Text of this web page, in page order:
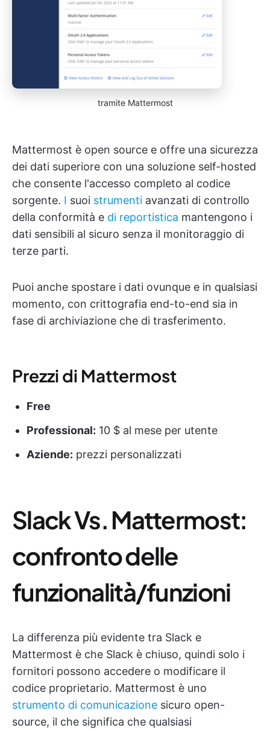
tramite Mattermost
Mattermost è open source e offre una sicurezza
dei dati superiore con una soluzione self-hosted
che consente l'accesso completo al codice
sorgente. I suoi strumenti avanzati di controllo
della conformità e di reportistica mantengono i
dati sensibili al sicuro senza il monitoraggio di
terze parti.
Puoi anche spostare i dati ovunque e in qualsiasi
momento, con crittografia end-to-end sia in
fase di archiviazione che di trasferimento.
Prezzi di Mattermost
Free
Professional: 10 $ al mese per utente
Aziende: prezzi personalizzati
Slack Vs. Mattermost:
confronto delle
funzionalità/funzioni
La differenza più evidente tra Slack e
Mattermost è che Slack è chiuso, quindi solo i
fornitori possono accedere o modificare il
codice proprietario. Mattermost è uno
strumento di comunicazione sicuro open-
source, il che significa che qualsiasi